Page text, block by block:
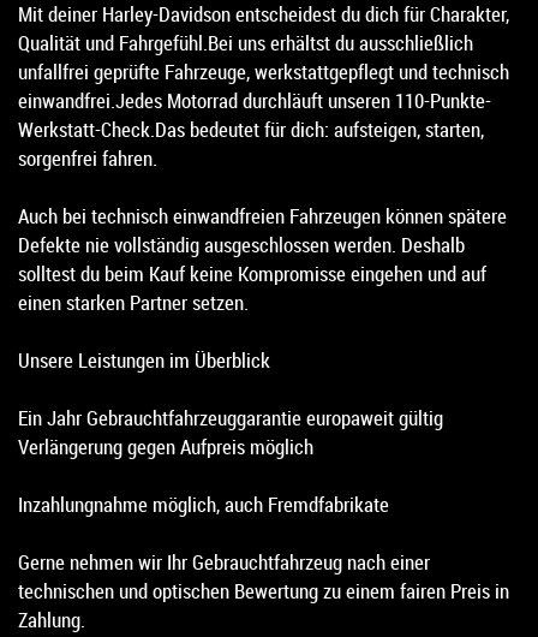
Mit deiner Harley-Davidson entscheidest du dich für Charakter,
Qualität und Fahrgefühl.Bei uns erhältst du ausschließlich
unfallfrei geprüfte Fahrzeuge, werkstattgepflegt und technisch
einwandfrei.Jedes Motorrad durchläuft unseren 110-Punkte-
Werkstatt-Check.Das bedeutet für dich: aufsteigen, starten,
sorgenfrei fahren.
Auch bei technisch einwandfreien Fahrzeugen können spätere
Defekte nie vollständig ausgeschlossen werden. Deshalb
solltest du beim Kauf keine Kompromisse eingehen und auf
einen starken Partner setzen.
Unsere Leistungen im Überblick
Ein Jahr Gebrauchtfahrzeuggarantie europaweit gültig
Verlängerung gegen Aufpreis möglich
Inzahlungnahme möglich, auch Fremdfabrikate
Gerne nehmen wir Ihr Gebrauchtfahrzeug nach einer
technischen und optischen Bewertung zu einem fairen Preis in
Zahlung.